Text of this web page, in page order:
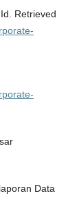
Retrieved
Data